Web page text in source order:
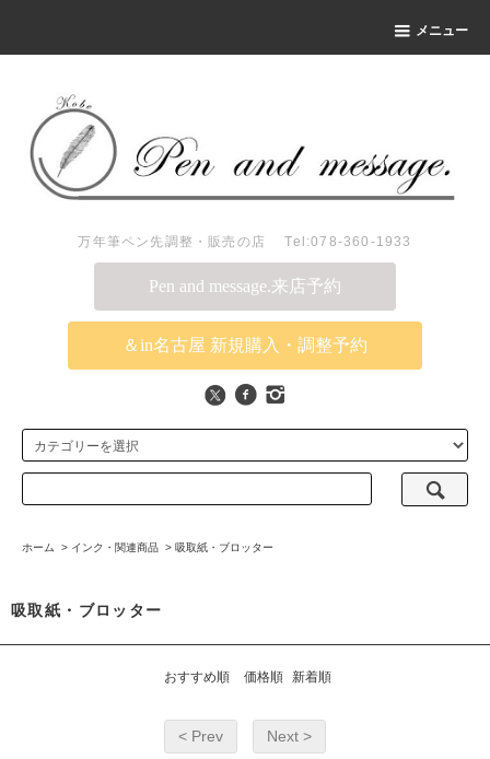
メニュー
万年筆ペン先調整・販売の店 Tel:078-360-1933
Pen and message.来店予約
＆in名古屋 新規購入・調整予約
ホーム > インク・関連商品 > 吸取紙・ブロッター
吸取紙・ブロッター
おすすめ順 価格順 新着順
< Prev Next >